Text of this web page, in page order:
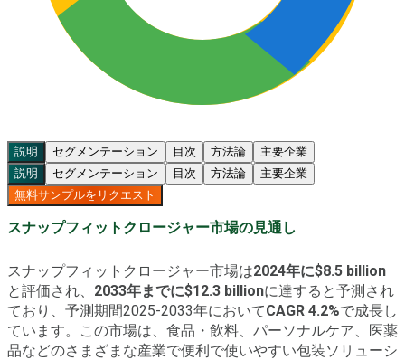
説明 セグメンテーション 目次 方法論
主要企業
説明
セグメンテーション 目次 方法論
主要企業
無料サンプルをリクエスト
スナップフィットクロージャー市場の見通し
スナップフィットクロージャー市場は2024年に$8.5 billion
と評価され、 2033年までに$12.3 billionに達すると予測され
ており、予測期間2025-2033年においてCAGR 4.2%で成長し
ています。この市場は、食品・飲料、パーソナルケア、医薬
品などのさまざまな産業で便利で使いやすい包装ソリューシ